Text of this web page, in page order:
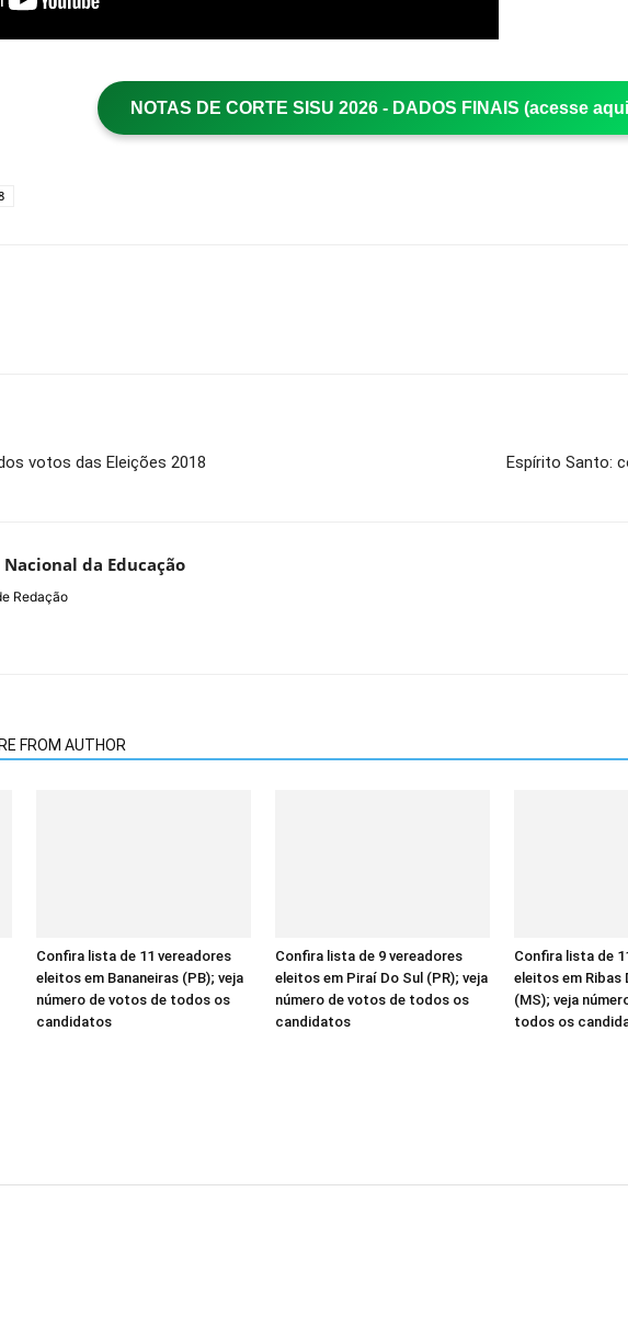
NOTAS DE CORTE SISU 2026 - DADOS FINAIS (acesse
votos das Eleições 2018 Espírito Santo:
da Educação
Redação
FROM AUTHOR
Confira lista de 11 vereadores
eleitos em Bananeiras (PB); veja
número de votos de todos os
candidatos
Confira lista de 9 vereadores
eleitos em Piraí Do Sul (PR); veja
número de votos de todos os
candidatos
Confira lista de
eleitos em Ribas
(MS); veja
todos os